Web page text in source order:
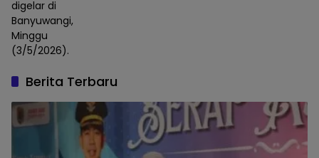
digelar di
Banyuwangi,
Minggu
(3/5/2026).
Berita Terbaru